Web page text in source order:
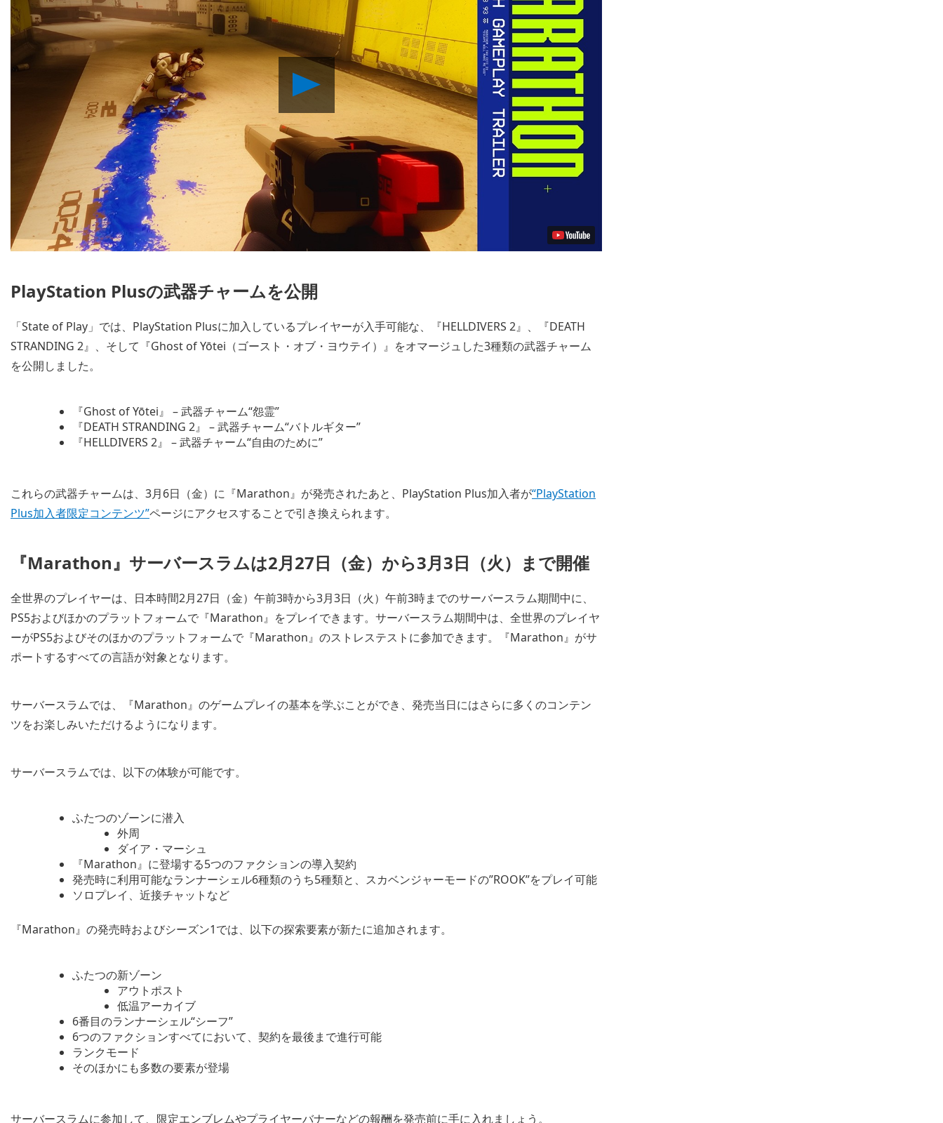
Play
Video
PlayStation Plusの武器チャームを公開
「State of Play」では、PlayStation Plusに加入しているプレイヤーが入手可能な、『HELLDIVERS 2』、『DEATH
STRANDING 2』、そして『Ghost of Yōtei（ゴースト・オブ・ヨウテイ）』をオマージュした3種類の武器チャーム
を公開しました。
『Ghost of Yōtei』 – 武器チャーム“怨霊”
『DEATH STRANDING 2』 – 武器チャーム“バトルギター”
『HELLDIVERS 2』 – 武器チャーム“自由のために”
これらの武器チャームは、3月6日（金）に『Marathon』が発売されたあと、PlayStation Plus加入者が“PlayStation
Plus加入者限定コンテンツ”ページにアクセスすることで引き換えられます。
『Marathon』サーバースラムは2月27日（金）から3月3日（火）まで開催
全世界のプレイヤーは、日本時間2月27日（金）午前3時から3月3日（火）午前3時までのサーバースラム期間中に、
PS5およびほかのプラットフォームで『Marathon』をプレイできます。サーバースラム期間中は、全世界のプレイヤ
ーがPS5およびそのほかのプラットフォームで『Marathon』のストレステストに参加できます。『Marathon』がサ
ポートするすべての言語が対象となります。
サーバースラムでは、『Marathon』のゲームプレイの基本を学ぶことができ、発売当日にはさらに多くのコンテン
ツをお楽しみいただけるようになります。
サーバースラムでは、以下の体験が可能です。
ふたつのゾーンに潜入
外周
ダイア・マーシュ
『Marathon』に登場する5つのファクションの導入契約
発売時に利用可能なランナーシェル6種類のうち5種類と、スカベンジャーモードの”ROOK”をプレイ可能
ソロプレイ、近接チャットなど
『Marathon』の発売時およびシーズン1では、以下の探索要素が新たに追加されます。
ふたつの新ゾーン
アウトポスト
低温アーカイブ
6番目のランナーシェル“シーフ”
6つのファクションすべてにおいて、契約を最後まで進行可能
ランクモード
そのほかにも多数の要素が登場
サーバースラムに参加して、限定エンブレムやプライヤーバナーなどの報酬を発売前に手に入れましょう。